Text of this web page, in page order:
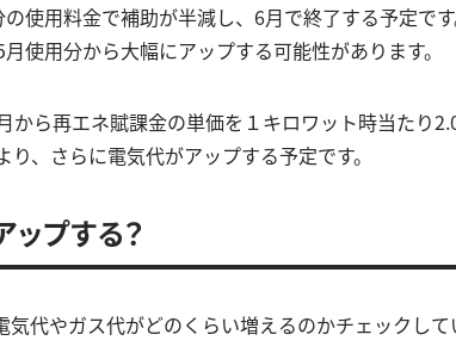
使用料金で補助が半減し、6月で終了する予定で
使用分から大幅にアップする可能性があります。
から再エネ賦課金の単価を１キロワット時当たり
、さらに電気代がアップする予定です。
プする？
代やガス代がどのくらい増えるのかチェックして